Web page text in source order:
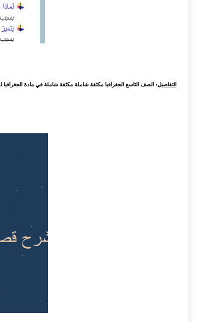
التفاصيل